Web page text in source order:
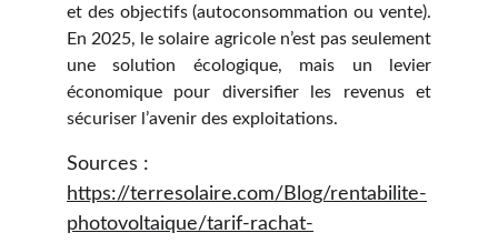
et des objectifs (autoconsommation ou vente).
En 2025, le solaire agricole n’est pas seulement
une solution écologique, mais un levier
économique pour diversifier les revenus et
sécuriser l’avenir des exploitations.
Sources :
https://terresolaire.com/Blog/rentabilite-
photovoltaique/tarif-rachat-